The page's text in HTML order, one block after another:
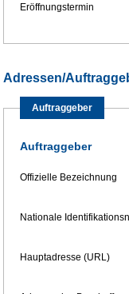
Eröffnungstermin
Adressen/
Auftraggeber
Auftraggeber
Offizielle Bezeichnung
Nationale
Hauptadresse (URL)